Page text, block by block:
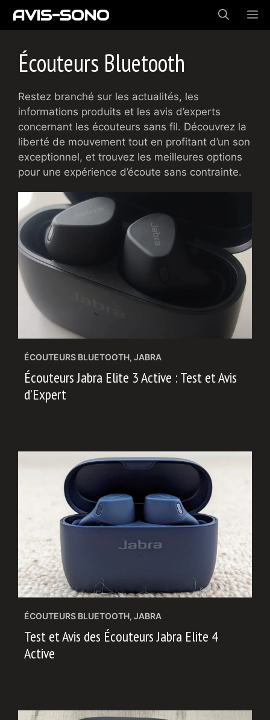
AllerAVIS-SONO
Écouteurs Bluetooth
Restez branché sur les actualités, les
informations produits et les avis d’experts
concernant les écouteurs sans fil. Découvrez la
liberté de mouvement tout en profitant d’un son
exceptionnel, et trouvez les meilleures options
pour une expérience d’écoute sans contrainte.
ÉCOUTEURS BLUETOOTH, JABRA
Écouteurs Jabra Elite 3 Active : Test et Avis
d’Expert
ÉCOUTEURS BLUETOOTH, JABRA
Test et Avis des Écouteurs Jabra Elite 4
Active